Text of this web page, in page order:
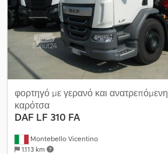
Montebello Vicentino
1.113 km
φορτηγό με γερανό και ανατρεπόμενη
καρότσα
DAF LF 310 FA